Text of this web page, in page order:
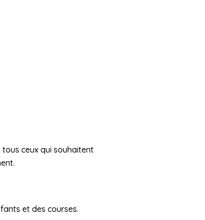
ceux qui souhaitent
et des courses.